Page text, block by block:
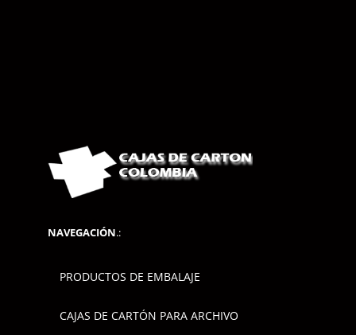
NAVEGACIÓN.:
PRODUCTOS DE EMBALAJE
CAJAS DE CARTÓN PARA ARCHIVO